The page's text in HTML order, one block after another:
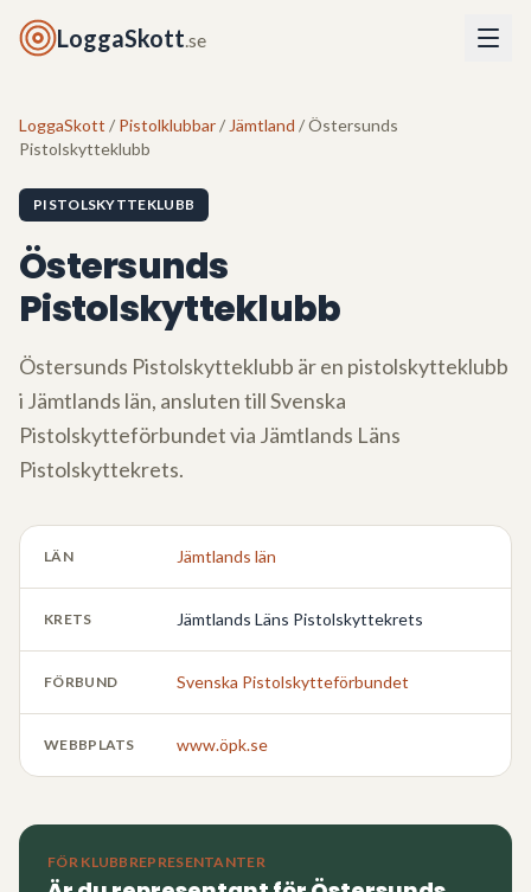
LoggaSkott.se
LoggaSkott / Pistolklubbar/ Jämtland / Östersunds
Pistolskytteklubb
PISTOLSKYTTEKLUBB
Östersunds
Pistolskytteklubb
Östersunds Pistolskytteklubb är en pistolskytteklubb
i Jämtlands län, ansluten till Svenska
Pistolskytteförbundet via Jämtlands Läns
Pistolskyttekrets.
LÄN Jämtlands län
KRETS Jämtlands Läns Pistolskyttekrets
FÖRBUND Svenska Pistolskytteförbundet
WEBBPLATS www.öpk.se
FÖR KLUBBREPRESENTANTER